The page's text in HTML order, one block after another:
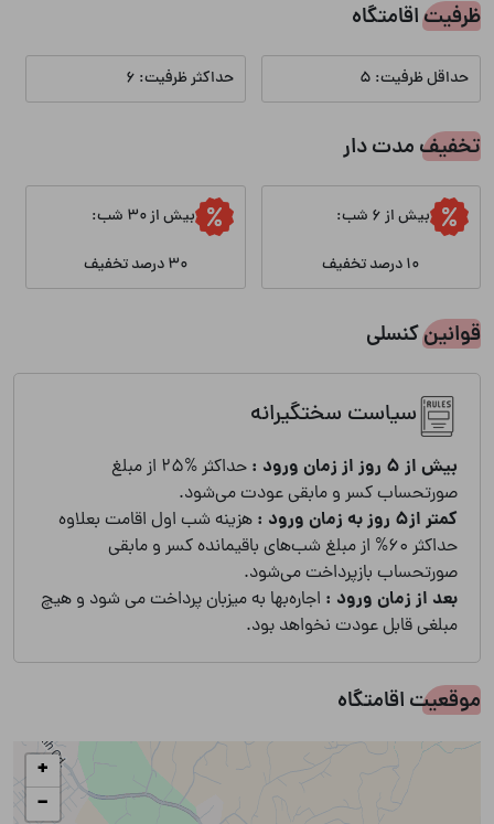
چشم انداز
ویو به کوهستان
کپسول آتش نشانی
انشعابات
آب برق
گاز
ظرفیت اقامتگاه
حداقل ظرفیت: 5 حداکثر ظرفیت: 6
تخفیف مدت دار
بیش از 6 شب:
10 درصد تخفیف
بیش از 30 شب:
30 درصد تخفیف
قوانین کنسلی
سیاست سختگیرانه
بیش از 5 روز از زمان ورود :
حداکثر %25 از مبلغ
صورتحساب کسر و مابقی عودت می‌شود.
کمتر از5 روز به زمان ورود :
هزینه شب اول اقامت بعلاوه
حداکثر 60% از مبلغ شب‌های باقیمانده کسر و مابقی
صورتحساب بازپرداخت می‌شود.
بعد از زمان ورود : اجاره‌بها به میزبان پرداخت می شود و هیچ
مبلغی قابل عودت نخواهد بود.
موقعیت اقامتگاه
+
−